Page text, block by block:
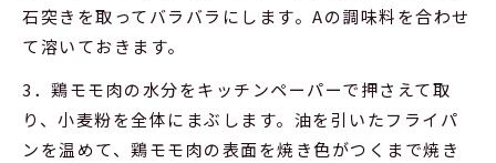
石突きを取ってバラバラにします。Aの調味料を合わせ
て溶いておきます。
3．鶏モモ肉の水分をキッチンペーパーで押さえて取
り、小麦粉を全体にまぶします。油を引いたフライパ
ンを温めて、鶏モモ肉の表面を焼き色がつくまで焼き